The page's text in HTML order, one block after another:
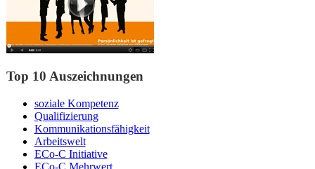
Top 10 Auszeichnungen
soziale Kompetenz
Qualifizierung
Kommunikationsfähigkeit
Arbeitswelt
ECo-C Initiative